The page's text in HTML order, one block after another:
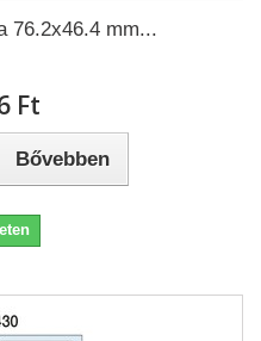
76.2x46.4 mm...
Ft‎
Bővebben